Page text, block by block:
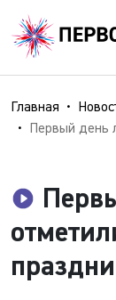
Главная
Первый день лета